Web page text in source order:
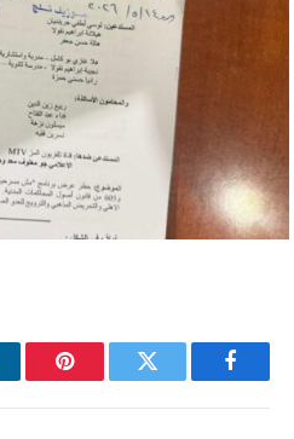
فيسبوك تويتر